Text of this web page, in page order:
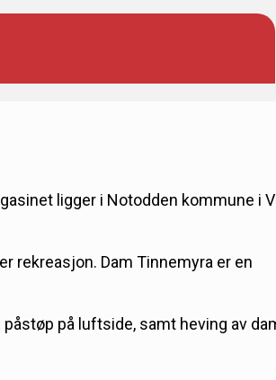
ligger i Notodden kommune i
rekreasjon. Dam Tinnemyra er en
på luftside, samt heving av